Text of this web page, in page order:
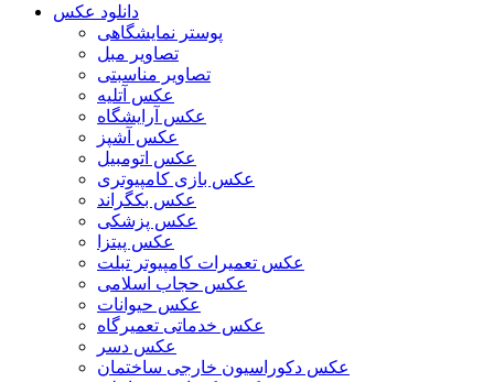
دانلود عکس
پوستر نمایشگاهی
تصاویر مبل
تصاویر مناسبتی
عکس آتلیه
عکس آرایشگاه
عکس آشپز
عکس اتومبیل
عکس بازی کامپیوتری
عکس بکگراند
عکس پزشکی
عکس پیتزا
عکس تعمیرات کامپیوتر تبلت
عکس حجاب اسلامی
عکس حیوانات
عکس خدماتی تعمیرگاه
عکس دسر
عکس دکوراسیون خارجی ساختمان